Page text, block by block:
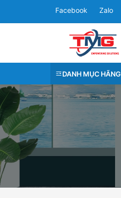
Facebook Zalo
DANH MỤC HÃNG